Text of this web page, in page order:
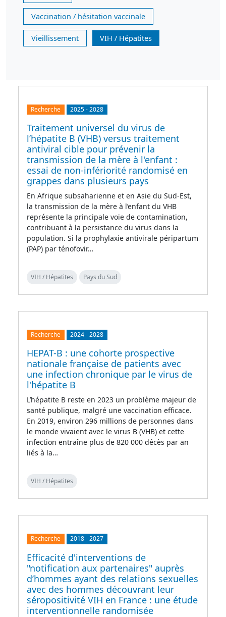
Vaccination / hésitation vaccinale
Vieillissement VIH / Hépatites
Recherche 2025-2028
Traitement universel du virus de
l’hépatite B (VHB) versus traitement
antiviral cible pour prévenir la
transmission de la mère à l'enfant :
essai de non-infériorité randomisé en
grappes dans plusieurs pays
En Afrique subsaharienne et en Asie du Sud-Est,
la transmission de la mère à l’enfant du VHB
représente la principale voie de contamination,
contribuant à la persistance du virus dans la
population. Si la prophylaxie antivirale péripartum
(PAP) par ténofovir…
VIH / Hépatites Pays du Sud
Recherche 2024-2028
HEPAT-B : une cohorte prospective
nationale française de patients avec
une infection chronique par le virus de
l'hépatite B
L’hépatite B reste en 2023 un problème majeur de
santé publique, malgré une vaccination efficace.
En 2019, environ 296 millions de personnes dans
le monde vivaient avec le virus B (VHB) et cette
infection entraîne plus de 820 000 décès par an
liés à la…
VIH / Hépatites
Recherche 2018-2027
Efficacité d'interventions de
"notification aux partenaires" auprès
d’hommes ayant des relations sexuelles
avec des hommes découvrant leur
séropositivité VIH en France : une étude
interventionnelle randomisée